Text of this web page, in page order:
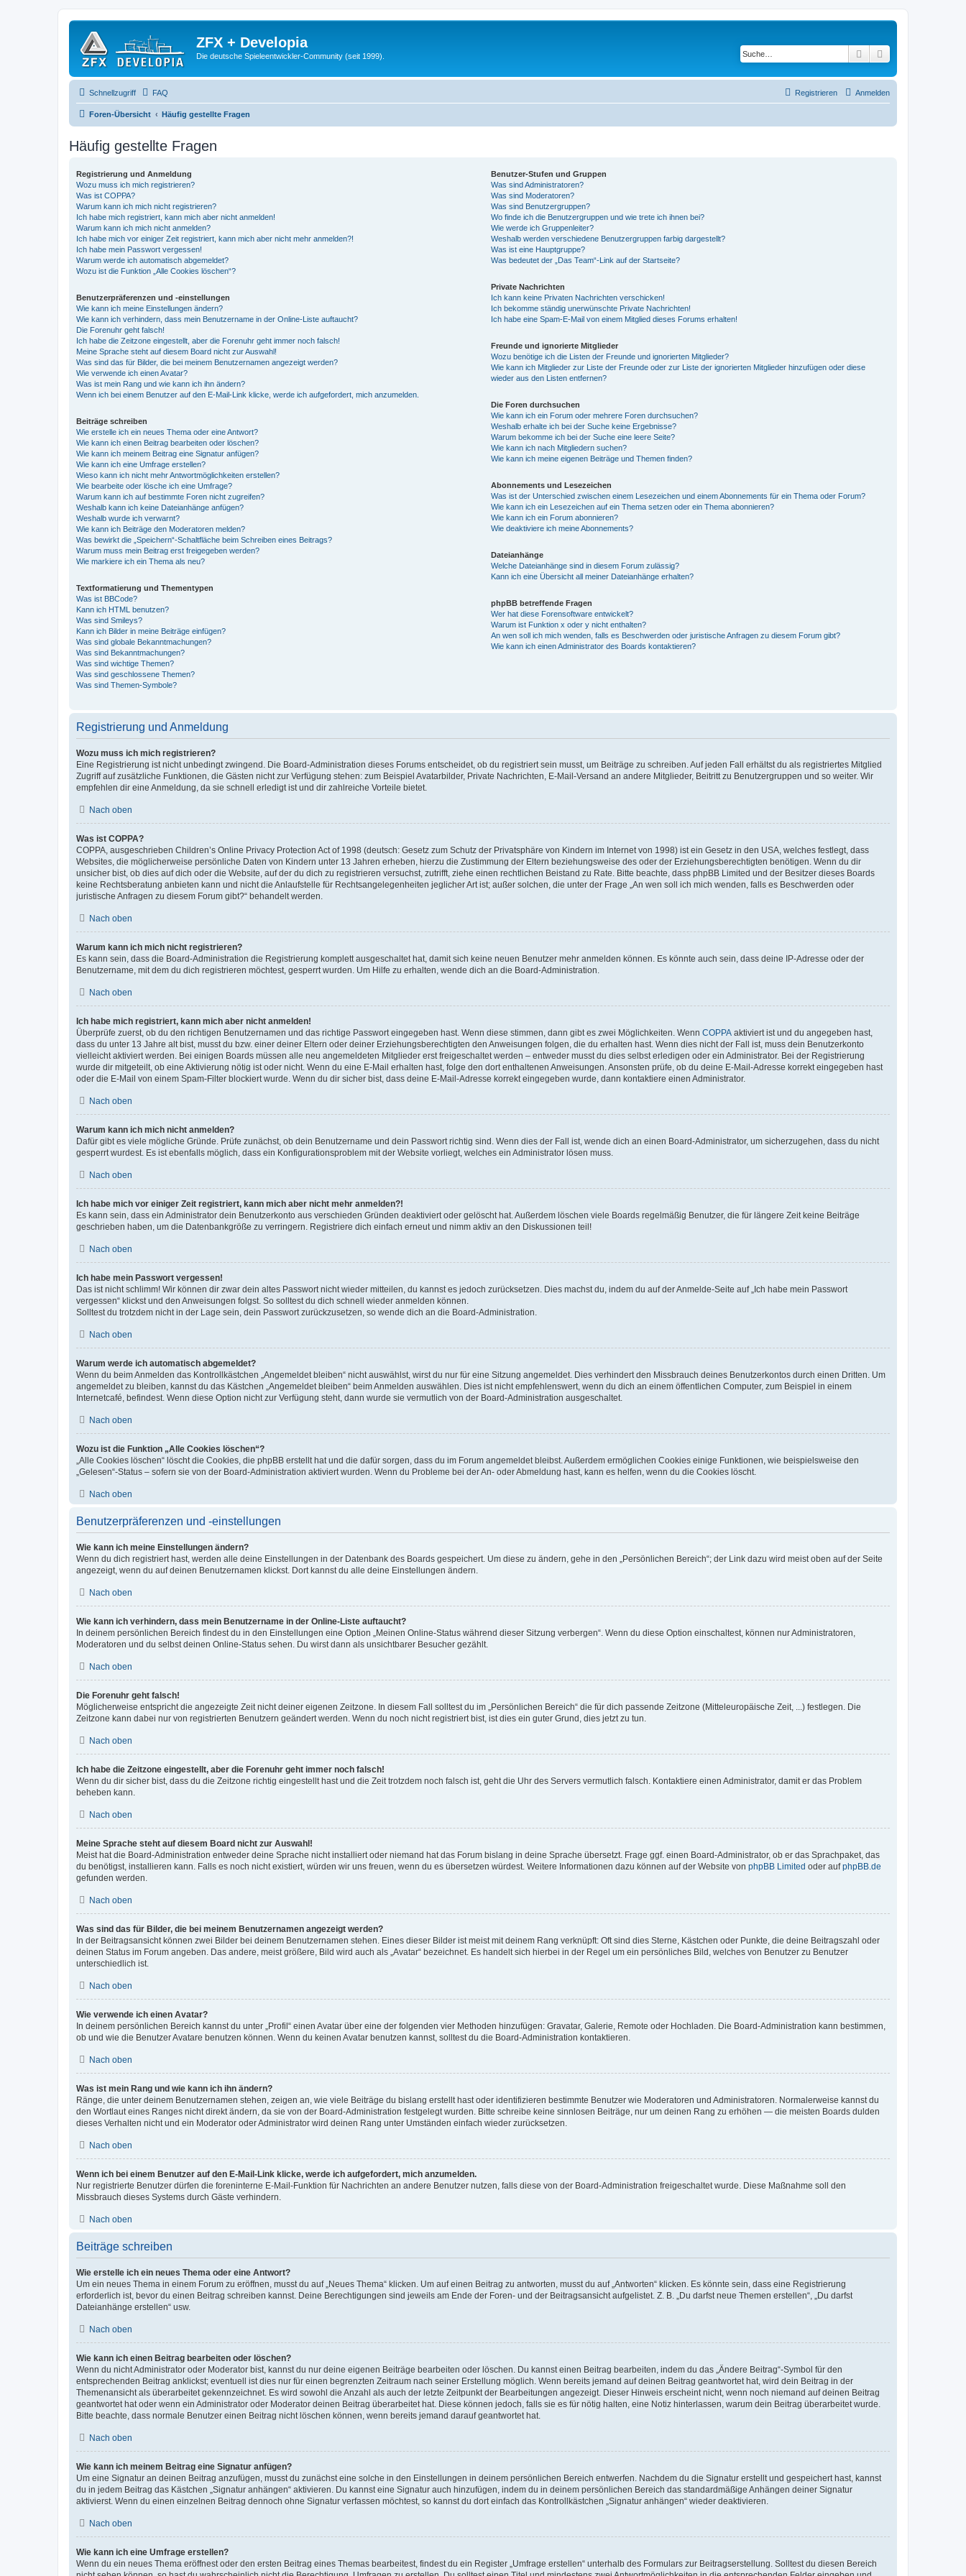
ZFX + Developia
Die deutsche Spieleentwickler-Community (seit 1999). Suche
Schnellzugriff FAQ Anmelden
Registrieren
Foren-Übersicht Häufig gestellte Fragen
Häufig gestellte Fragen
Registrierung und Anmeldung
Wozu muss ich mich registrieren?
Was ist COPPA?
Warum kann ich mich nicht registrieren?
Ich habe mich registriert, kann mich aber nicht anmelden!
Warum kann ich mich nicht anmelden?
Ich habe mich vor einiger Zeit registriert, kann mich aber nicht mehr anmelden?!
Ich habe mein Passwort vergessen!
Warum werde ich automatisch abgemeldet?
Wozu ist die Funktion „Alle Cookies löschen“?
Benutzerpräferenzen und -einstellungen
Wie kann ich meine Einstellungen ändern?
Wie kann ich verhindern, dass mein Benutzername in der Online-Liste auftaucht?
Die Forenuhr geht falsch!
Ich habe die Zeitzone eingestellt, aber die Forenuhr geht immer noch falsch!
Meine Sprache steht auf diesem Board nicht zur Auswahl!
Was sind das für Bilder, die bei meinem Benutzernamen angezeigt werden?
Wie verwende ich einen Avatar?
Was ist mein Rang und wie kann ich ihn ändern?
Wenn ich bei einem Benutzer auf den E-Mail-Link klicke, werde ich aufgefordert, mich anzumelden.
Beiträge schreiben
Wie erstelle ich ein neues Thema oder eine Antwort?
Wie kann ich einen Beitrag bearbeiten oder löschen?
Wie kann ich meinem Beitrag eine Signatur anfügen?
Wie kann ich eine Umfrage erstellen?
Wieso kann ich nicht mehr Antwortmöglichkeiten erstellen?
Wie bearbeite oder lösche ich eine Umfrage?
Warum kann ich auf bestimmte Foren nicht zugreifen?
Weshalb kann ich keine Dateianhänge anfügen?
Weshalb wurde ich verwarnt?
Wie kann ich Beiträge den Moderatoren melden?
Was bewirkt die „Speichern“-Schaltfläche beim Schreiben eines Beitrags?
Warum muss mein Beitrag erst freigegeben werden?
Wie markiere ich ein Thema als neu?
Textformatierung und Thementypen
Was ist BBCode?
Kann ich HTML benutzen?
Was sind Smileys?
Kann ich Bilder in meine Beiträge einfügen?
Was sind globale Bekanntmachungen?
Was sind Bekanntmachungen?
Was sind wichtige Themen?
Was sind geschlossene Themen?
Was sind Themen-Symbole?
Benutzer-Stufen und Gruppen
Was sind Administratoren?
Was sind Moderatoren?
Was sind Benutzergruppen?
Wo finde ich die Benutzergruppen und wie trete ich ihnen bei?
Wie werde ich Gruppenleiter?
Weshalb werden verschiedene Benutzergruppen farbig dargestellt?
Was ist eine Hauptgruppe?
Was bedeutet der „Das Team“-Link auf der Startseite?
Private Nachrichten
Ich kann keine Privaten Nachrichten verschicken!
Ich bekomme ständig unerwünschte Private Nachrichten!
Ich habe eine Spam-E-Mail von einem Mitglied dieses Forums erhalten!
Freunde und ignorierte Mitglieder
Wozu benötige ich die Listen der Freunde und ignorierten Mitglieder?
Wie kann ich Mitglieder zur Liste der Freunde oder zur Liste der ignorierten Mitglieder hinzufügen oder diese
wieder aus den Listen entfernen?
Die Foren durchsuchen
Wie kann ich ein Forum oder mehrere Foren durchsuchen?
Weshalb erhalte ich bei der Suche keine Ergebnisse?
Warum bekomme ich bei der Suche eine leere Seite?
Wie kann ich nach Mitgliedern suchen?
Wie kann ich meine eigenen Beiträge und Themen finden?
Abonnements und Lesezeichen
Was ist der Unterschied zwischen einem Lesezeichen und einem Abonnements für ein Thema oder Forum?
Wie kann ich ein Lesezeichen auf ein Thema setzen oder ein Thema abonnieren?
Wie kann ich ein Forum abonnieren?
Wie deaktiviere ich meine Abonnements?
Dateianhänge
Welche Dateianhänge sind in diesem Forum zulässig?
Kann ich eine Übersicht all meiner Dateianhänge erhalten?
phpBB betreffende Fragen
Wer hat diese Forensoftware entwickelt?
Warum ist Funktion x oder y nicht enthalten?
An wen soll ich mich wenden, falls es Beschwerden oder juristische Anfragen zu diesem Forum gibt?
Wie kann ich einen Administrator des Boards kontaktieren?
Registrierung und Anmeldung
Wozu muss ich mich registrieren?
Eine Registrierung ist nicht unbedingt zwingend. Die Board-Administration dieses Forums entscheidet, ob du registriert sein musst, um Beiträge zu schreiben. Auf jeden Fall erhältst du als registriertes Mitglied
Zugriff auf zusätzliche Funktionen, die Gästen nicht zur Verfügung stehen: zum Beispiel Avatarbilder, Private Nachrichten, E-Mail-Versand an andere Mitglieder, Beitritt zu Benutzergruppen und so weiter. Wir
empfehlen dir eine Anmeldung, da sie schnell erledigt ist und dir zahlreiche Vorteile bietet.
Nach oben
Was ist COPPA?
COPPA, ausgeschrieben Children’s Online Privacy Protection Act of 1998 (deutsch: Gesetz zum Schutz der Privatsphäre von Kindern im Internet von 1998) ist ein Gesetz in den USA, welches festlegt, dass
Websites, die möglicherweise persönliche Daten von Kindern unter 13 Jahren erheben, hierzu die Zustimmung der Eltern beziehungsweise des oder der Erziehungsberechtigten benötigen. Wenn du dir
unsicher bist, ob dies auf dich oder die Website, auf der du dich zu registrieren versuchst, zutrifft, ziehe einen rechtlichen Beistand zu Rate. Bitte beachte, dass phpBB Limited und der Besitzer dieses Boards
keine Rechtsberatung anbieten kann und nicht die Anlaufstelle für Rechtsangelegenheiten jeglicher Art ist; außer solchen, die unter der Frage „An wen soll ich mich wenden, falls es Beschwerden oder
juristische Anfragen zu diesem Forum gibt?“ behandelt werden.
Nach oben
Warum kann ich mich nicht registrieren?
Es kann sein, dass die Board-Administration die Registrierung komplett ausgeschaltet hat, damit sich keine neuen Benutzer mehr anmelden können. Es könnte auch sein, dass deine IP-Adresse oder der
Benutzername, mit dem du dich registrieren möchtest, gesperrt wurden. Um Hilfe zu erhalten, wende dich an die Board-Administration.
Nach oben
Ich habe mich registriert, kann mich aber nicht anmelden!
Überprüfe zuerst, ob du den richtigen Benutzernamen und das richtige Passwort eingegeben hast. Wenn diese stimmen, dann gibt es zwei Möglichkeiten. Wenn COPPA aktiviert ist und du angegeben hast,
dass du unter 13 Jahre alt bist, musst du bzw. einer deiner Eltern oder deiner Erziehungsberechtigten den Anweisungen folgen, die du erhalten hast. Wenn dies nicht der Fall ist, muss dein Benutzerkonto
vielleicht aktiviert werden. Bei einigen Boards müssen alle neu angemeldeten Mitglieder erst freigeschaltet werden – entweder musst du dies selbst erledigen oder ein Administrator. Bei der Registrierung
wurde dir mitgeteilt, ob eine Aktivierung nötig ist oder nicht. Wenn du eine E-Mail erhalten hast, folge den dort enthaltenen Anweisungen. Ansonsten prüfe, ob du deine E-Mail-Adresse korrekt eingegeben hast
oder die E-Mail von einem Spam-Filter blockiert wurde. Wenn du dir sicher bist, dass deine E-Mail-Adresse korrekt eingegeben wurde, dann kontaktiere einen Administrator.
Nach oben
Warum kann ich mich nicht anmelden?
Dafür gibt es viele mögliche Gründe. Prüfe zunächst, ob dein Benutzername und dein Passwort richtig sind. Wenn dies der Fall ist, wende dich an einen Board-Administrator, um sicherzugehen, dass du nicht
gesperrt wurdest. Es ist ebenfalls möglich, dass ein Konfigurationsproblem mit der Website vorliegt, welches ein Administrator lösen muss.
Nach oben
Ich habe mich vor einiger Zeit registriert, kann mich aber nicht mehr anmelden?!
Es kann sein, dass ein Administrator dein Benutzerkonto aus verschieden Gründen deaktiviert oder gelöscht hat. Außerdem löschen viele Boards regelmäßig Benutzer, die für längere Zeit keine Beiträge
geschrieben haben, um die Datenbankgröße zu verringern. Registriere dich einfach erneut und nimm aktiv an den Diskussionen teil!
Nach oben
Ich habe mein Passwort vergessen!
Das ist nicht schlimm! Wir können dir zwar dein altes Passwort nicht wieder mitteilen, du kannst es jedoch zurücksetzen. Dies machst du, indem du auf der Anmelde-Seite auf „Ich habe mein Passwort
vergessen“ klickst und den Anweisungen folgst. So solltest du dich schnell wieder anmelden können.
Solltest du trotzdem nicht in der Lage sein, dein Passwort zurückzusetzen, so wende dich an die Board-Administration.
Nach oben
Warum werde ich automatisch abgemeldet?
Wenn du beim Anmelden das Kontrollkästchen „Angemeldet bleiben“ nicht auswählst, wirst du nur für eine Sitzung angemeldet. Dies verhindert den Missbrauch deines Benutzerkontos durch einen Dritten. Um
angemeldet zu bleiben, kannst du das Kästchen „Angemeldet bleiben“ beim Anmelden auswählen. Dies ist nicht empfehlenswert, wenn du dich an einem öffentlichen Computer, zum Beispiel in einem
Internetcafé, befindest. Wenn diese Option nicht zur Verfügung steht, dann wurde sie vermutlich von der Board-Administration ausgeschaltet.
Nach oben
Wozu ist die Funktion „Alle Cookies löschen“?
„Alle Cookies löschen“ löscht die Cookies, die phpBB erstellt hat und die dafür sorgen, dass du im Forum angemeldet bleibst. Außerdem ermöglichen Cookies einige Funktionen, wie beispielsweise den
„Gelesen“-Status – sofern sie von der Board-Administration aktiviert wurden. Wenn du Probleme bei der An- oder Abmeldung hast, kann es helfen, wenn du die Cookies löscht.
Nach oben
Benutzerpräferenzen und -einstellungen
Wie kann ich meine Einstellungen ändern?
Wenn du dich registriert hast, werden alle deine Einstellungen in der Datenbank des Boards gespeichert. Um diese zu ändern, gehe in den „Persönlichen Bereich“; der Link dazu wird meist oben auf der Seite
angezeigt, wenn du auf deinen Benutzernamen klickst. Dort kannst du alle deine Einstellungen ändern.
Nach oben
Wie kann ich verhindern, dass mein Benutzername in der Online-Liste auftaucht?
In deinem persönlichen Bereich findest du in den Einstellungen eine Option „Meinen Online-Status während dieser Sitzung verbergen“. Wenn du diese Option einschaltest, können nur Administratoren,
Moderatoren und du selbst deinen Online-Status sehen. Du wirst dann als unsichtbarer Besucher gezählt.
Nach oben
Die Forenuhr geht falsch!
Möglicherweise entspricht die angezeigte Zeit nicht deiner eigenen Zeitzone. In diesem Fall solltest du im „Persönlichen Bereich“ die für dich passende Zeitzone (Mitteleuropäische Zeit, ...) festlegen. Die
Zeitzone kann dabei nur von registrierten Benutzern geändert werden. Wenn du noch nicht registriert bist, ist dies ein guter Grund, dies jetzt zu tun.
Nach oben
Ich habe die Zeitzone eingestellt, aber die Forenuhr geht immer noch falsch!
Wenn du dir sicher bist, dass du die Zeitzone richtig eingestellt hast und die Zeit trotzdem noch falsch ist, geht die Uhr des Servers vermutlich falsch. Kontaktiere einen Administrator, damit er das Problem
beheben kann.
Nach oben
Meine Sprache steht auf diesem Board nicht zur Auswahl!
Meist hat die Board-Administration entweder deine Sprache nicht installiert oder niemand hat das Forum bislang in deine Sprache übersetzt. Frage ggf. einen Board-Administrator, ob er das Sprachpaket, das
du benötigst, installieren kann. Falls es noch nicht existiert, würden wir uns freuen, wenn du es übersetzen würdest. Weitere Informationen dazu können auf der Website von phpBB Limited oder aufphpBB.de
gefunden werden.
Nach oben
Was sind das für Bilder, die bei meinem Benutzernamen angezeigt werden?
In der Beitragsansicht können zwei Bilder bei deinem Benutzernamen stehen. Eines dieser Bilder ist meist mit deinem Rang verknüpft: Oft sind dies Sterne, Kästchen oder Punkte, die deine Beitragszahl oder
deinen Status im Forum angeben. Das andere, meist größere, Bild wird auch als „Avatar“ bezeichnet. Es handelt sich hierbei in der Regel um ein persönliches Bild, welches von Benutzer zu Benutzer
unterschiedlich ist.
Nach oben
Wie verwende ich einen Avatar?
In deinem persönlichen Bereich kannst du unter „Profil“ einen Avatar über eine der folgenden vier Methoden hinzufügen: Gravatar, Galerie, Remote oder Hochladen. Die Board-Administration kann bestimmen,
ob und wie die Benutzer Avatare benutzen können. Wenn du keinen Avatar benutzen kannst, solltest du die Board-Administration kontaktieren.
Nach oben
Was ist mein Rang und wie kann ich ihn ändern?
Ränge, die unter deinem Benutzernamen stehen, zeigen an, wie viele Beiträge du bislang erstellt hast oder identifizieren bestimmte Benutzer wie Moderatoren und Administratoren. Normalerweise kannst du
den Wortlaut eines Ranges nicht direkt ändern, da sie von der Board-Administration festgelegt wurden. Bitte schreibe keine sinnlosen Beiträge, nur um deinen Rang zu erhöhen — die meisten Boards dulden
dieses Verhalten nicht und ein Moderator oder Administrator wird deinen Rang unter Umständen einfach wieder zurücksetzen.
Nach oben
Wenn ich bei einem Benutzer auf den E-Mail-Link klicke, werde ich aufgefordert, mich anzumelden.
Nur registrierte Benutzer dürfen die foreninterne E-Mail-Funktion für Nachrichten an andere Benutzer nutzen, falls diese von der Board-Administration freigeschaltet wurde. Diese Maßnahme soll den
Missbrauch dieses Systems durch Gäste verhindern.
Nach oben
Beiträge schreiben
Wie erstelle ich ein neues Thema oder eine Antwort?
Um ein neues Thema in einem Forum zu eröffnen, musst du auf „Neues Thema“ klicken. Um auf einen Beitrag zu antworten, musst du auf „Antworten“ klicken. Es könnte sein, dass eine Registrierung
erforderlich ist, bevor du einen Beitrag schreiben kannst. Deine Berechtigungen sind jeweils am Ende der Foren- und der Beitragsansicht aufgelistet. Z. B. „Du darfst neue Themen erstellen“, „Du darfst
Dateianhänge erstellen“ usw.
Nach oben
Wie kann ich einen Beitrag bearbeiten oder löschen?
Wenn du nicht Administrator oder Moderator bist, kannst du nur deine eigenen Beiträge bearbeiten oder löschen. Du kannst einen Beitrag bearbeiten, indem du das „Ändere Beitrag“-Symbol für den
entsprechenden Beitrag anklickst; eventuell ist dies nur für einen begrenzten Zeitraum nach seiner Erstellung möglich. Wenn bereits jemand auf deinen Beitrag geantwortet hat, wird dein Beitrag in der
Themenansicht als überarbeitet gekennzeichnet. Es wird sowohl die Anzahl als auch der letzte Zeitpunkt der Bearbeitungen angezeigt. Dieser Hinweis erscheint nicht, wenn noch niemand auf deinen Beitrag
geantwortet hat oder wenn ein Administrator oder Moderator deinen Beitrag überarbeitet hat. Diese können jedoch, falls sie es für nötig halten, eine Notiz hinterlassen, warum dein Beitrag überarbeitet wurde.
Bitte beachte, dass normale Benutzer einen Beitrag nicht löschen können, wenn bereits jemand darauf geantwortet hat.
Nach oben
Wie kann ich meinem Beitrag eine Signatur anfügen?
Um eine Signatur an deinen Beitrag anzufügen, musst du zunächst eine solche in den Einstellungen in deinem persönlichen Bereich entwerfen. Nachdem du die Signatur erstellt und gespeichert hast, kannst
du in jedem Beitrag das Kästchen „Signatur anhängen“ aktivieren. Du kannst eine Signatur auch hinzufügen, indem du in deinem persönlichen Bereich das standardmäßige Anhängen deiner Signatur
aktivierst. Wenn du einen einzelnen Beitrag dennoch ohne Signatur verfassen möchtest, so kannst du dort einfach das Kontrollkästchen „Signatur anhängen“ wieder deaktivieren.
Nach oben
Wie kann ich eine Umfrage erstellen?
Wenn du ein neues Thema eröffnest oder den ersten Beitrag eines Themas bearbeitest, findest du ein Register „Umfrage erstellen“ unterhalb des Formulars zur Beitragserstellung. Solltest du diesen Bereich